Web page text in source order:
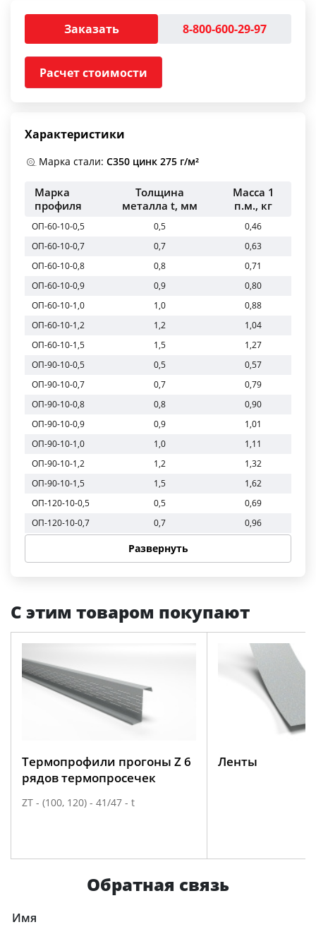
Заказать 8-800-600-29-97
Расчет стоимости
Характеристики
Марка стали: С350 цинк 275 г/м²
Марка
профиля
Толщина
металла t, мм
Масса 1
п.м., кг
ОП-60-10-0,5 0,5
0,46
ОП-60-10-0,7
0,7
0,63
ОП-60-10-0,8
0,8
0,71
ОП-60-10-0,9
0,9
0,80
ОП-60-10-1,0
1,0
0,88
ОП-60-10-1,2
1,2
1,04
ОП-60-10-1,5
1,5
1,27
ОП-90-10-0,5
0,5
0,57
ОП-90-10-0,7
0,7
0,79
ОП-90-10-0,8
0,8
0,90
ОП-90-10-0,9
0,9
1,01
ОП-90-10-1,0
1,0
1,11
ОП-90-10-1,2
1,2
1,32
ОП-90-10-1,5
1,5
1,62
ОП-120-10-0,5
0,5
0,69
ОП-120-10-0,7
0,7
0,96
ОП-120-10-0,9
0,9
1,22
ОП-120-10-1,5
1,5 1,98
Развернуть
С этим товаром покупают
Термопрофили прогоны Z 6
рядов термопросечек
ZТ - (100, 120) - 41/47 - t
Ленты
Обратная связь
Имя